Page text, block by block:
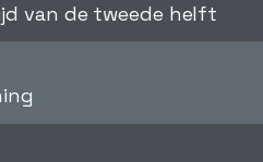
van de tweede helft